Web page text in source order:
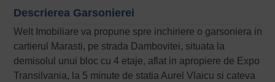
Descrierea Garsonierei
Welt Imobiliare va propune spre inchiriere o garsoniera in
cartierul Marasti, pe strada Dambovitei, situata la
demisolul unui bloc cu 4 etaje, aflat in apropiere de Expo
Transilvania, la 5 minute de statia Aurel Vlaicu si cateva